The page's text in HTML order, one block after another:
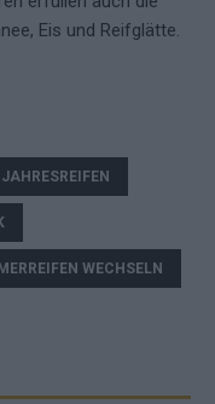
Eis und Reifglätte.
WECHSELN